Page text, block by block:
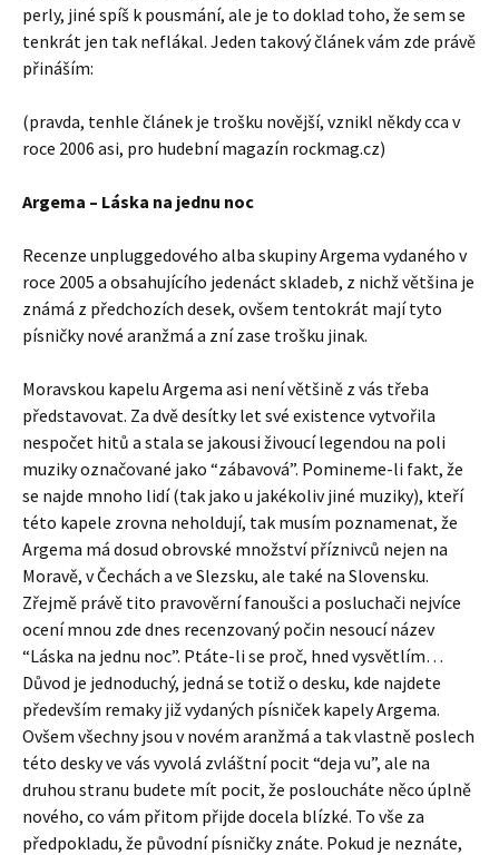
perly, jiné spíš k pousmání, ale je to doklad toho, že sem se
tenkrát jen tak neflákal. Jeden takový článek vám zde právě
přináším:
(pravda, tenhle článek je trošku novější, vznikl někdy cca v
roce 2006 asi, pro hudební magazín rockmag.cz)
Argema – Láska na jednu noc
Recenze unpluggedového alba skupiny Argema vydaného v
roce 2005 a obsahujícího jedenáct skladeb, z nichž většina je
známá z předchozích desek, ovšem tentokrát mají tyto
písničky nové aranžmá a zní zase trošku jinak.
Moravskou kapelu Argema asi není většině z vás třeba
představovat. Za dvě desítky let své existence vytvořila
nespočet hitů a stala se jakousi živoucí legendou na poli
muziky označované jako “zábavová”. Pomineme-li fakt, že
se najde mnoho lidí (tak jako u jakékoliv jiné muziky), kteří
této kapele zrovna neholdují, tak musím poznamenat, že
Argema má dosud obrovské množství příznivců nejen na
Moravě, v Čechách a ve Slezsku, ale také na Slovensku.
Zřejmě právě tito pravověrní fanoušci a posluchači nejvíce
ocení mnou zde dnes recenzovaný počin nesoucí název
“Láska na jednu noc”. Ptáte-li se proč, hned vysvětlím…
Důvod je jednoduchý, jedná se totiž o desku, kde najdete
především remaky již vydaných písniček kapely Argema.
Ovšem všechny jsou v novém aranžmá a tak vlastně poslech
této desky ve vás vyvolá zvláštní pocit “deja vu”, ale na
druhou stranu budete mít pocit, že posloucháte něco úplně
nového, co vám přitom přijde docela blízké. To vše za
předpokladu, že původní písničky znáte. Pokud je neznáte,